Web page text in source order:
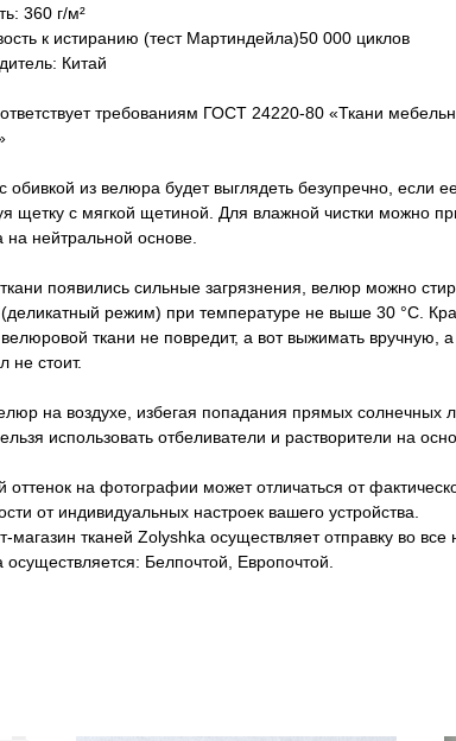
360 г/м²
к истиранию (тест Мартиндейла)50 000 циклов
Китай
требованиям ГОСТ 24220-80 «Ткани
обивкой из велюра будет выглядеть безупречно, если
щетку с мягкой щетиной. Для влажной чистки можно
на нейтральной основе.
появились сильные загрязнения, велюр можно
режим) при температуре не выше 30 °С.
ткани не повредит, а вот выжимать вручную, а
не стоит.
на воздухе, избегая попадания прямых солнечных
использовать отбеливатели и растворители на
оттенок на фотографии может отличаться от
от индивидуальных настроек вашего устройства.
магазин тканей Zolyshka осуществляет отправку во
осуществляется: Белпочтой, Европочтой.